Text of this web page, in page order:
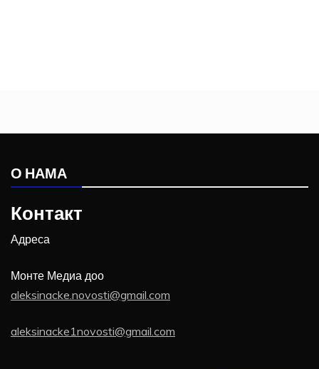
О НАМА
Контакт
Адреса
Монте Медиа доо
aleksinacke.novosti@gmail.com
aleksinacke1novosti@gmail.com